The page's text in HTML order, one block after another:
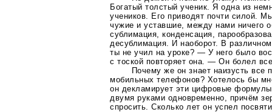
Богатый толстый ученик. Я одна из
учеников. Его приводят почти силой.
чужие и уставшие, между нами ничего
сублимация, конденсация,
десублимация. И наоборот. В
ты не учил на уроке? — У него было
с тоской повторяет она. — Он болел
Почему же он знает наизусть все
мобильных телефонов? Хотелось бы
он декламирует эти цифровые
двумя руками одновременно, причём
спросить. Сколько лет он успел